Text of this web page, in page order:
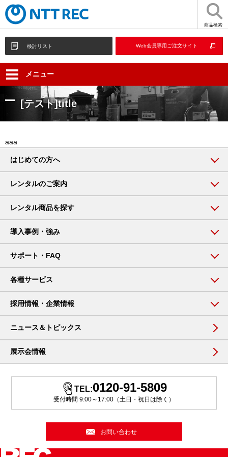
商品検索
検討リスト Web会員専用ご注文サイト
メニュー
[テスト]title
aaa
はじめての方へ
レンタルのご案内
レンタル商品を探す
導入事例・強み
サポート・FAQ
各種サービス
採用情報・企業情報
ニュース＆トピックス
展示会情報
TEL:0120-91-5809
受付時間 9:00～17:00（土日・祝日は除く）
お問い合わせ